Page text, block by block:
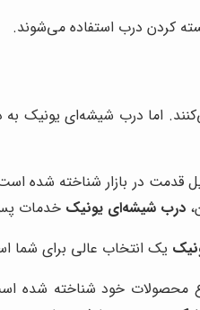
کردن درب استفاده می‌شوند.
اما درب شیشه‌ای یونیک به
درب شیشه‌ای یونیک خدمات پس
یک انتخاب عالی برای شما